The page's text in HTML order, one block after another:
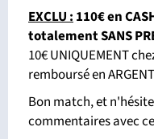
EXCLU :110€ en
totalement SANS
10€ UNIQUEMENT
remboursé en
Bon match, et
commentaires avec